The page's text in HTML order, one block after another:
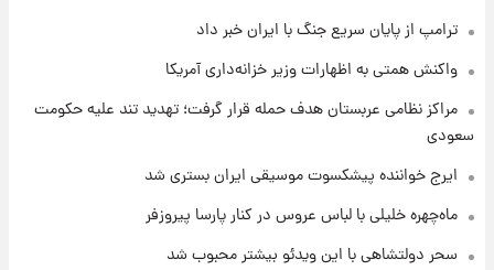
یک پیش‌بینی مهم از آینده بازار طلا
ترامپ از پایان سریع جنگ با ایران خبر داد
واکنش همتی به اظهارات وزیر خزانه‌داری آمریکا
مراکز نظامی عربستان هدف حمله قرار گرفت؛ تهدید تند علیه حکومت
سعودی
ایرج خواننده پیشکسوت موسیقی ایران بستری شد
ماه‌چهره خلیلی با لباس عروس در کنار پارسا پیروزفر
سحر دولتشاهی با این ویدئو بیشتر محبوب شد